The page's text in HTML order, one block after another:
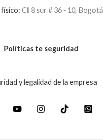
Cll 8 sur # 36 - 10, Bogotá
Políticas te seguridad
y legalidad de la empresa